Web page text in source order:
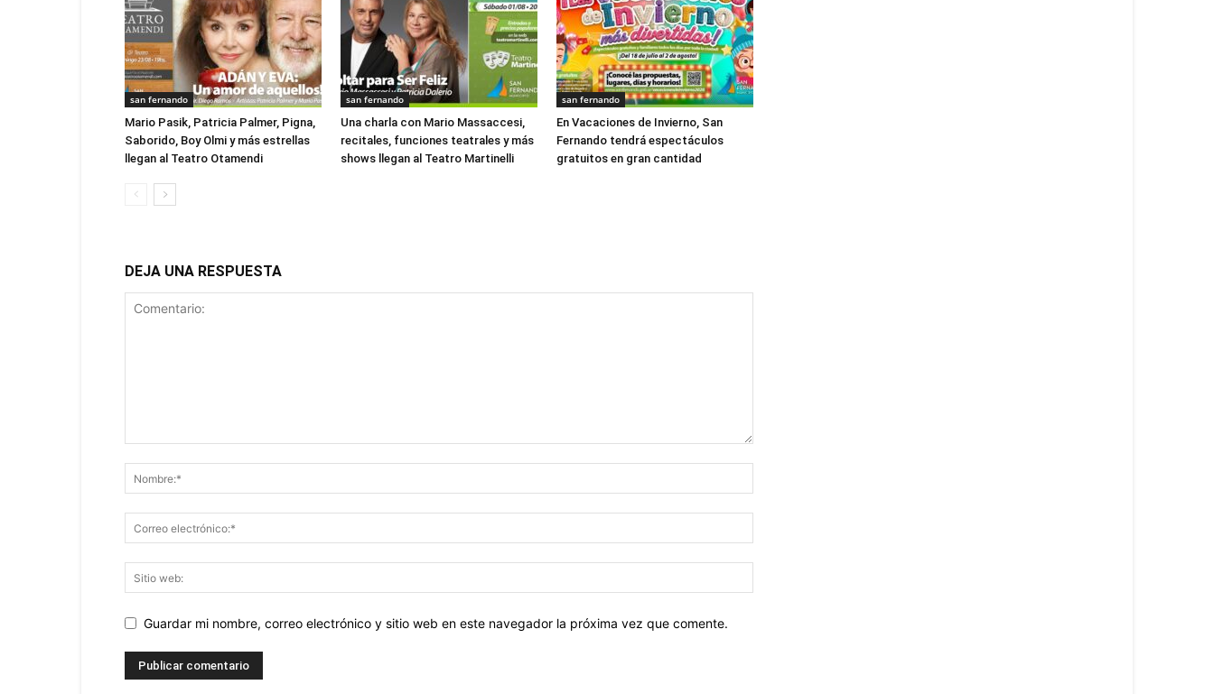
san fernando
Mario Pasik, Patricia Palmer, Pigna,
Saborido, Boy Olmi y más estrellas
llegan al Teatro Otamendi
san fernando
Una charla con Mario Massaccesi,
recitales, funciones teatrales y más
shows llegan al Teatro Martinelli
san fernando
En Vacaciones de Invierno, San
Fernando tendrá espectáculos
gratuitos en gran cantidad
DEJA UNA RESPUESTA
Guardar mi nombre, correo electrónico y sitio web en este navegador la próxima vez que comente.